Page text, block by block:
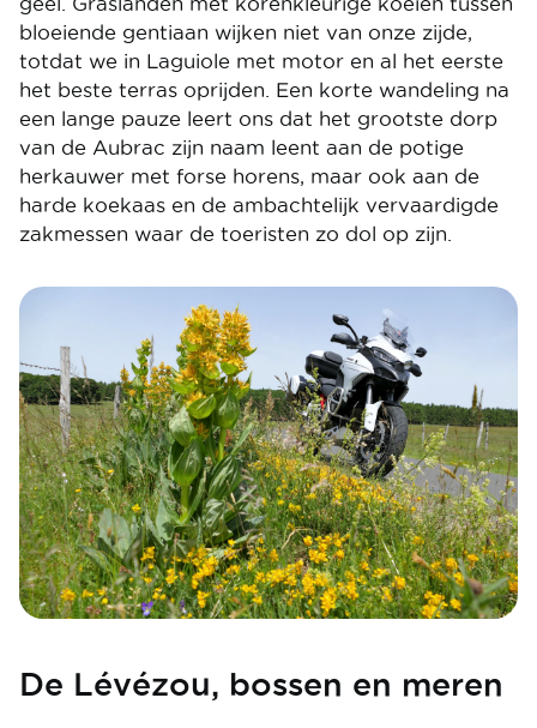
bloeiende gentiaan wijken niet van onze zijde,
totdat we in Laguiole met motor en al het eerste
het beste terras oprijden. Een korte wandeling na
een lange pauze leert ons dat het grootste dorp
van de Aubrac zijn naam leent aan de potige
herkauwer met forse horens, maar ook aan de
harde koekaas en de ambachtelijk vervaardigde
zakmessen waar de toeristen zo dol op zijn.
Image
De Lévézou, bossen en meren